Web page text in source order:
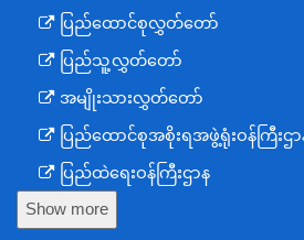
ပြည်ထောင်စုလွှတ်တော်
ပြည်သူ့လွှတ်တော်
အမျိုးသားလွှတ်တော်
ပြည်ထောင်စုအစိုးရအဖွဲ့ရုံးဝန်ကြီးဌာ
ပြည်ထဲရေးဝန်ကြီးဌာန
ကာကွယ်ရေးဝန်ကြီးဌာန
Show more